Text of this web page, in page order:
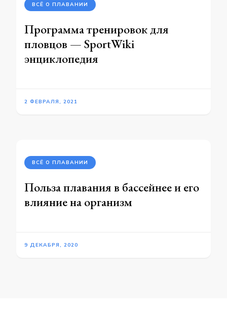
ВСЁ О ПЛАВАНИИ
Программа тренировок для
пловцов — SportWiki
энциклопедия
2 ФЕВРАЛЯ, 2021
ВСЁ О ПЛАВАНИИ
Польза плавания в бассейнее и его
влияние на организм
9 ДЕКАБРЯ, 2020